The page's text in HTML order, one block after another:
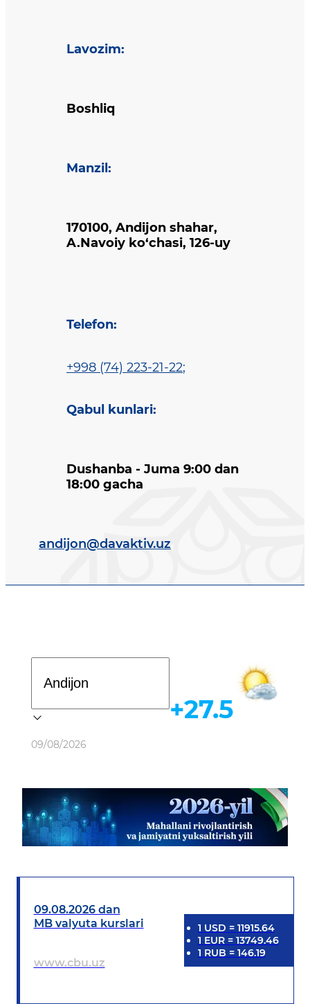
Lavozim:
Boshliq
Manzil :
170100, Andijon shahar,
A.Navoiy ko‘chasi, 126-uy
Telefon:
+998 (74) 223-21-22;
Qabul kunlari:
Dushanba - Juma 9:00 dan
18:00 gacha
andijon@davaktiv.uz
Ob-havo
09/08/2026
+27.5
09.08.2026 dan
MB valyuta kurslari
www.cbu.uz
1 USD = 11915.64
1 EUR= 13749.46
1 RUB = 146.19